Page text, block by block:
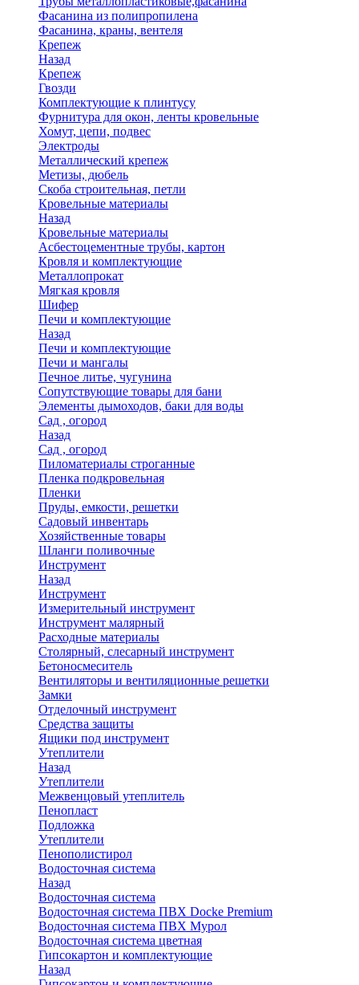
Фасанина из полипропилена
Фасанина, краны, вентеля
Крепеж
Назад
Крепеж
Гвозди
Комплектующие к плинтусу
Фурнитура для окон, ленты кровельные
Хомут, цепи, подвес
Электроды
Металлический крепеж
Метизы, дюбель
Скоба строительная, петли
Кровельные материалы
Назад
Кровельные материалы
Асбестоцементные трубы, картон
Кровля и комплектующие
Металлопрокат
Мягкая кровля
Шифер
Печи и комплектующие
Назад
Печи и комплектующие
Печи и мангалы
Печное литье, чугунина
Сопутствующие товары для бани
Элементы дымоходов, баки для воды
Сад , огород
Назад
Сад , огород
Пиломатериалы строганные
Пленка подкровельная
Пленки
Пруды, емкости, решетки
Садовый инвентарь
Хозяйственные товары
Шланги поливочные
Инструмент
Назад
Инструмент
Измерительный инструмент
Инструмент малярный
Расходные материалы
Столярный, слесарный инструмент
Бетоносмеситель
Вентиляторы и вентиляционные решетки
Замки
Отделочный инструмент
Средства защиты
Ящики под инструмент
Утеплители
Назад
Утеплители
Межвенцовый утеплитель
Пенопласт
Подложка
Утеплители
Пенополистирол
Водосточная система
Назад
Водосточная система
Водосточная система ПВХ Docke Premium
Водосточная система ПВХ Мурол
Водосточная система цветная
Гипсокартон и комплектующие
Назад